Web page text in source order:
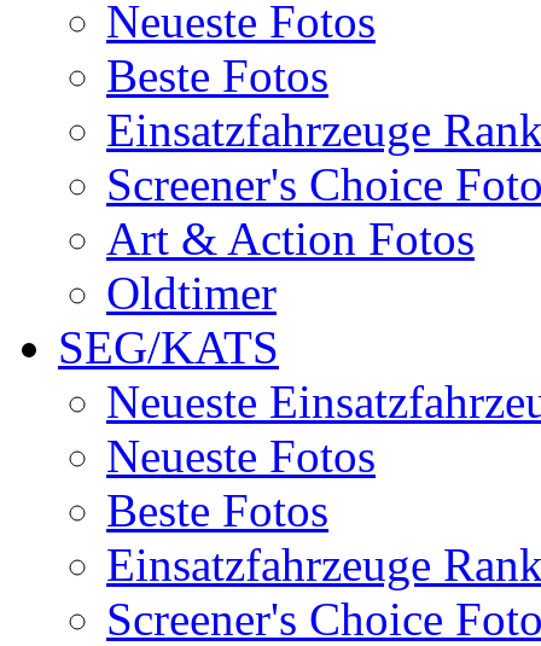
Neueste Fotos
Beste Fotos
Einsatzfahrzeuge
Screener's Choice
Art & Action Fotos
Oldtimer
SEG/KATS
Neueste
Neueste Fotos
Beste Fotos
Einsatzfahrzeuge
Screener's Choice